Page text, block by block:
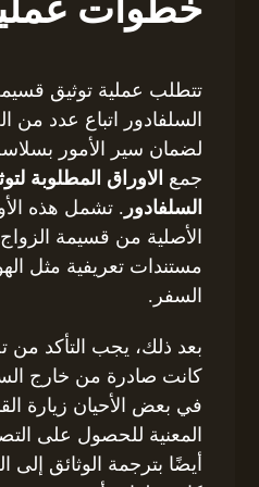
خطوات
تتطلب عملية توثيق
السلفادور اتباع عدد من
لضمان سير الأمور
جمع الاوراق المطلوبة
السلفادور . تشمل هذه
الأصلية من قسيمة
مستندات تعريفية مثل
السفر.
بعد ذلك، يجب التأكد من
كانت صادرة من خارج
في بعض الأحيان زيارة
المعنية للحصول على
أيضًا بترجمة الوثائق إلى